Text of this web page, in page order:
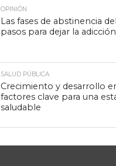
OPINIÓN
Las fases de abstinencia
pasos para dejar la adicción
SALUD PÚBLICA
Crecimiento y desarrollo
factores clave para una
saludable